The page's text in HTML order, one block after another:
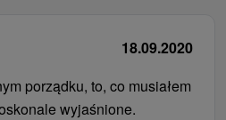
18.09.2020
porządku, to, co musiałem
wyjaśnione.